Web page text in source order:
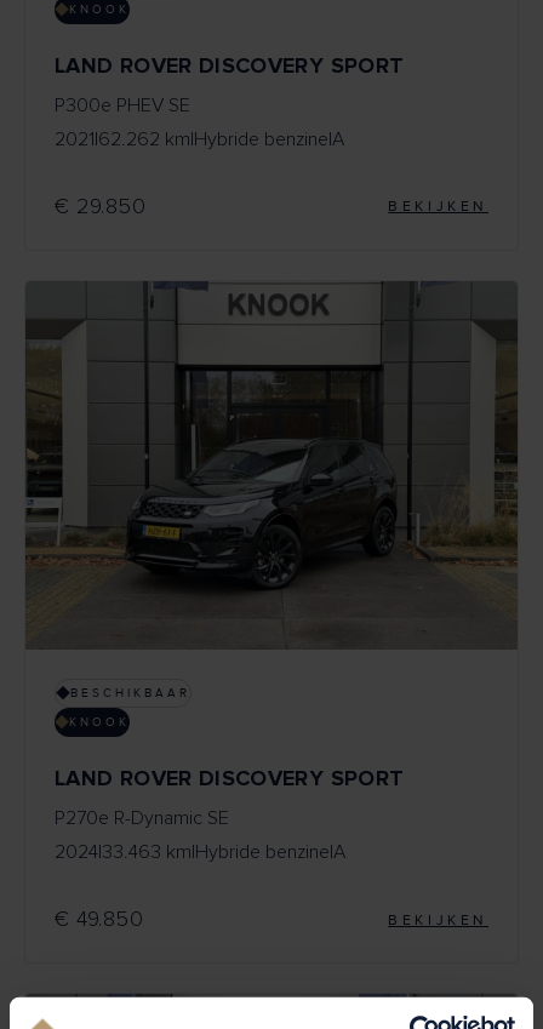
KNOOK
LAND ROVER DISCOVERY SPORT
P300e PHEV SE
2021|62.262 km|Hybride benzine|A
€ 29.850 BEKIJKEN
BESCHIKBAAR
KNOOK
LAND ROVER DISCOVERY SPORT
P270e R-Dynamic SE
2024 33.463 km Hybride benzine A
€ 49.850 BEKIJKEN